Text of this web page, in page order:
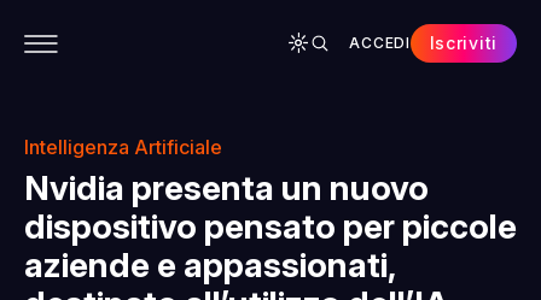
ACCEDI Iscriviti
Intelligenza Artificiale
Nvidia presenta un nuovo
dispositivo pensato per piccole
aziende e appassionati,